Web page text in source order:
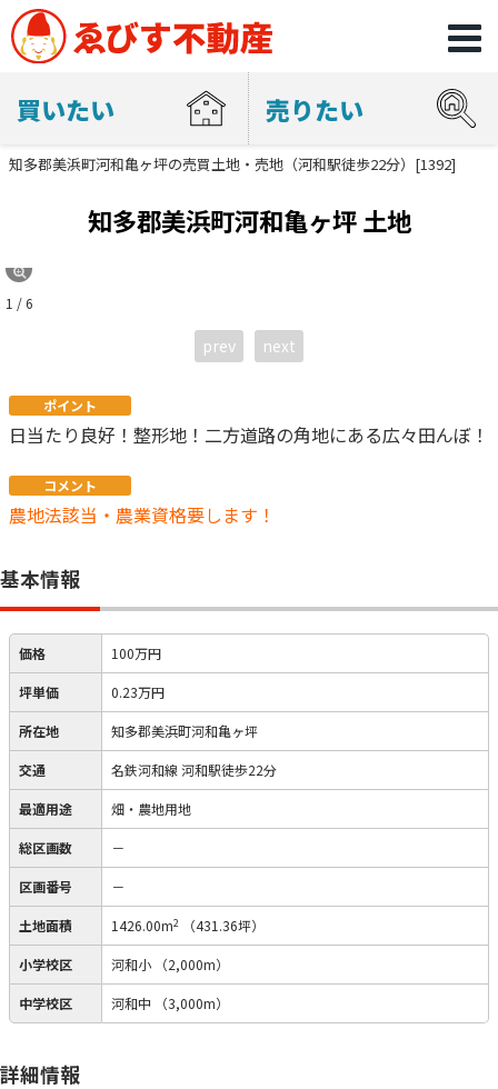
買いたい 売りたい
知多郡美浜町河和亀ヶ坪の売買土地・売地（河和駅徒歩22分）[1392]
知多郡美浜町河和亀ヶ坪 土地
1 / 6
prev next
ポイント
日当たり良好！整形地！二方道路の角地にある広々田んぼ！
コメント
農地法該当・農業資格要します！
基本情報
価格 100万円
坪単価 0.23万円
所在地 知多郡美浜町河和亀ヶ坪
交通 名鉄河和線 河和駅徒歩22分
最適用途 畑・農地用地
総区画数 －
区画番号 －
土地面積 1426.00m2 （431.36坪）
小学校区 河和小 （2,000m）
中学校区 河和中 （3,000m）
詳細情報